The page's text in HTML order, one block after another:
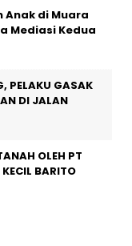
Anak di Muara
Mediasi Kedua
PELAKU GASAK
DI JALAN
OLEH PT
BARITO